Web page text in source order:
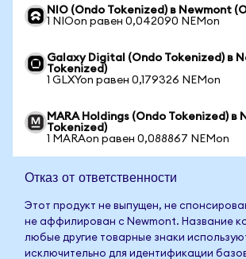
NIO (Ondo Tokenized) в Newmont
1 NIOon равен 0,042090 NEMon
Galaxy Digital (Ondo Tokenized) в
Tokenized)
1 GLXYon равен 0,179326 NEMon
MARA Holdings (Ondo Tokenized) в
Tokenized)
1 MARAon равен 0,088867 NEMon
Отказ от ответственности
Этот продукт не выпущен, не
не аффилирован с Newmont. Название
любые другие товарные знаки
исключительно для идентификации